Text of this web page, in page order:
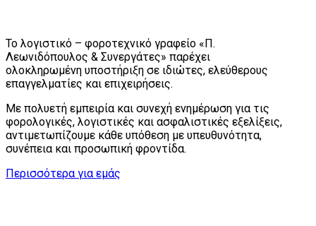
Το λογιστικό – φοροτεχνικό γραφείο «Π.
Λεωνιδόπουλος & Συνεργάτες» παρέχει
ολοκληρωμένη υποστήριξη σε ιδιώτες, ελεύθερους
επαγγελματίες και επιχειρήσεις.
Με πολυετή εμπειρία και συνεχή ενημέρωση για τις
φορολογικές, λογιστικές και ασφαλιστικές εξελίξεις,
αντιμετωπίζουμε κάθε υπόθεση με υπευθυνότητα,
συνέπεια και προσωπική φροντίδα.
Περισσότερα για εμάς